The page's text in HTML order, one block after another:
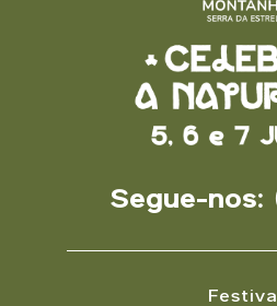
Segue-nos:
Festival